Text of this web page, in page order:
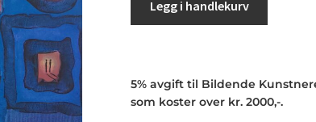
Legg i handlekurv
5% avgift til Bildende
som koster over kr. 2000,-.